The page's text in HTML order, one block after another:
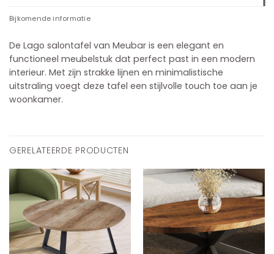
Bijkomende informatie
De Lago salontafel van Meubar is een elegant en
functioneel meubelstuk dat perfect past in een modern
interieur. Met zijn strakke lijnen en minimalistische
uitstraling voegt deze tafel een stijlvolle touch toe aan je
woonkamer.
GERELATEERDE PRODUCTEN